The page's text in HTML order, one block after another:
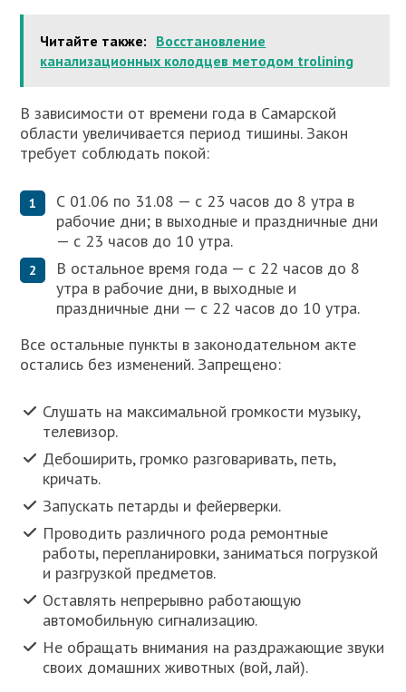
Читайте также: Восстановление
канализационных колодцев методом trolining
В зависимости от времени года в Самарской
области увеличивается период тишины. Закон
требует соблюдать покой:
С 01.06 по 31.08 — с 23 часов до 8 утра в
рабочие дни; в выходные и праздничные дни
— с 23 часов до 10 утра.
В остальное время года — с 22 часов до 8
утра в рабочие дни, в выходные и
праздничные дни — с 22 часов до 10 утра.
Все остальные пункты в законодательном акте
остались без изменений. Запрещено:
Слушать на максимальной громкости музыку,
телевизор.
Дебоширить, громко разговаривать, петь,
кричать.
Запускать петарды и фейерверки.
Проводить различного рода ремонтные
работы, перепланировки, заниматься погрузкой
и разгрузкой предметов.
Оставлять непрерывно работающую
автомобильную сигнализацию.
Не обращать внимания на раздражающие звуки
своих домашних животных (вой, лай).